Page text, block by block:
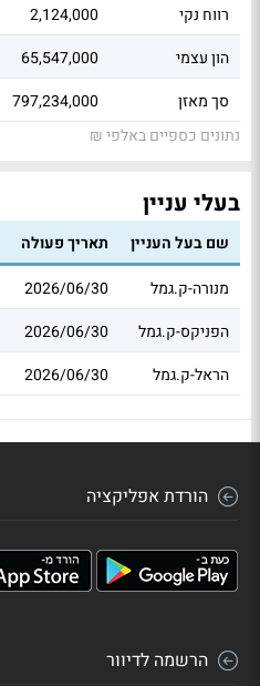
רווח נקי 2,124,000
הון עצמי
65,547,000
סך מאזן
797,234,000
נתונים כספיים באלפי ₪
בעלי עניין
שם בעל העניין
תאריך פעולה
מנורה-ק.גמל
2026/06/30
הפניקס-ק.גמל
2026/06/30
הראל-ק.גמל
2026/06/30
הורדת אפליקציה
הרשמה לדיוור